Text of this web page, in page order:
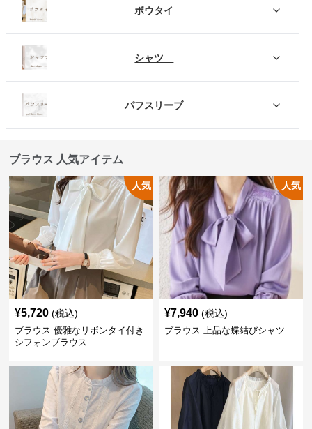
ボウタイ
シャツ
パフスリーブ
ブラウス 人気アイテム
人気
¥5,720 (税込)
ブラウス 優雅なリボンタイ付き
シフォンブラウス
人気
¥7,940 (税込)
ブラウス 上品な蝶結びシャツ